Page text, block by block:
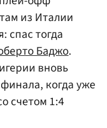
из Италии
спас тогда
Баджо.
вновь
когда уже
счетом 1:4